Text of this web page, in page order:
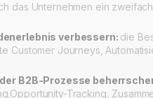
das Unternehmen ein
verbessern: die
Customer Journeys,
B2B-Prozesse
Tracking,